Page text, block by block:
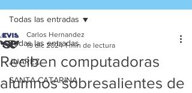
Todas las entradas
JUAREZ
SANTA CATARINA
Todas las entradas
Reciben computadoras
alumnos sobresalientes de
Carlos Hernandez
19 dic 2024 1 min de lectura